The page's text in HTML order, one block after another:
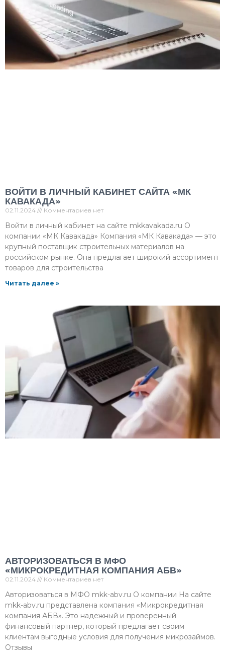
ВОЙТИ В ЛИЧНЫЙ КАБИНЕТ САЙТА «МК
КАВАКАДА»
02.11.2024 Комментариев нет
Войти в личный кабинет на сайте mkkavakada.ru О
компании «МК Кавакада» Компания «МК Кавакада» — это
крупный поставщик строительных материалов на
российском рынке. Она предлагает широкий ассортимент
товаров для строительства
Читать далее »
АВТОРИЗОВАТЬСЯ В МФО
«МИКРОКРЕДИТНАЯ КОМПАНИЯ АБВ»
02.11.2024 Комментариев нет
Авторизоваться в МФО mkk-abv.ru О компании На сайте
mkk-abv.ru представлена компания «Микрокредитная
компания АБВ». Это надежный и проверенный
финансовый партнер, который предлагает своим
клиентам выгодные условия для получения микрозаймов.
Отзывы